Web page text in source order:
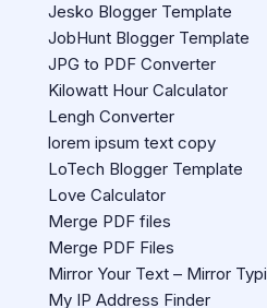
Jesko Blogger Template
JobHunt Blogger Template
JPG to PDF Converter
Kilowatt Hour Calculator
Lengh Converter
lorem ipsum text copy
LoTech Blogger Template
Love Calculator
Merge PDF files
Merge PDF Files
Mirror Your Text – Mirror
My IP Address Finder